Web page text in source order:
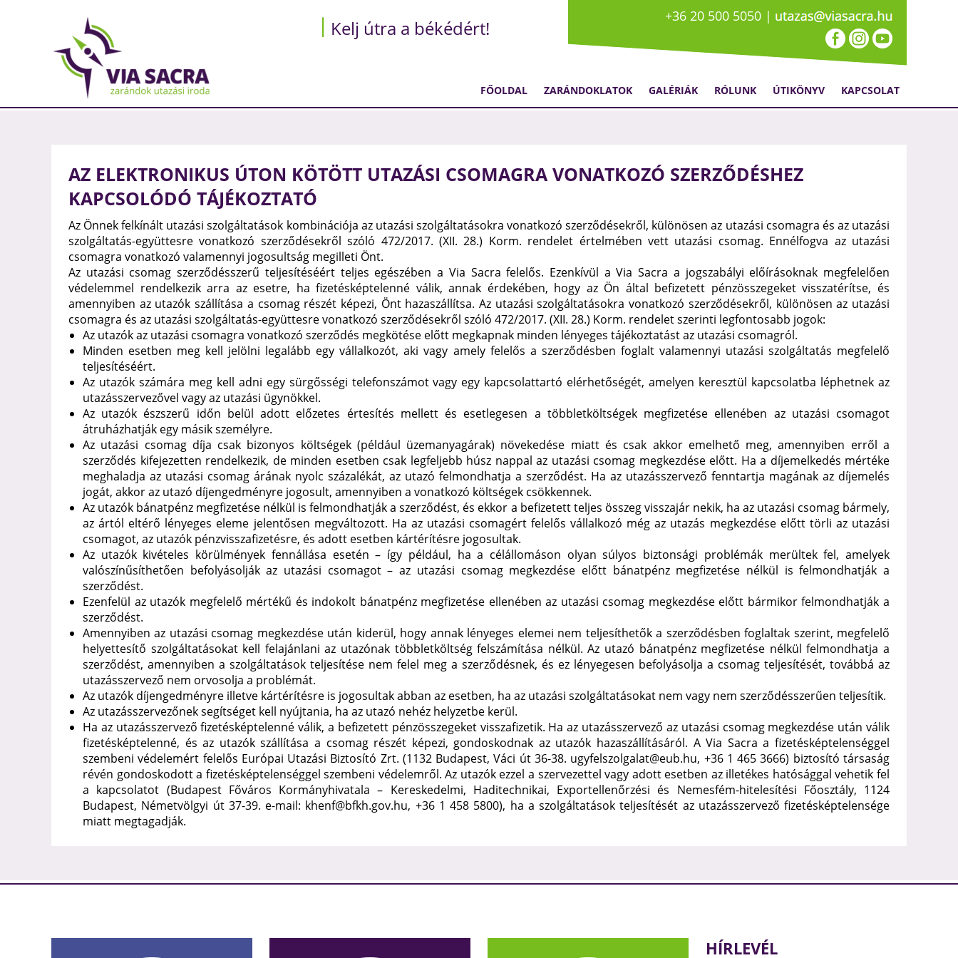
Kelj útra a békédért!
+36 20 500 5050 |
FŐOLDAL ZARÁNDOKLATOK GALÉRIÁK RÓLUNK ÚTIKÖNYV KAPCSOLAT
AZ ELEKTRONIKUS ÚTON KÖTÖTT UTAZÁSI CSOMAGRA VONATKOZÓ SZERZŐDÉSHEZ
KAPCSOLÓDÓ TÁJÉKOZTATÓ
Az Önnek felkínált utazási szolgáltatások kombinációja az utazási szolgáltatásokra vonatkozó szerződésekről, különösen az utazási csomagra és az utazási
szolgáltatás-együttesre vonatkozó szerződésekről szóló 472/2017. (XII. 28.) Korm. rendelet értelmében vett utazási csomag. Ennélfogva az utazási
csomagra vonatkozó valamennyi jogosultság megilleti Önt.
Az utazási csomag szerződésszerű teljesítéséért teljes egészében a Via Sacra felelős. Ezenkívül a Via Sacra a jogszabályi előírásoknak megfelelően
védelemmel rendelkezik arra az esetre, ha fizetésképtelenné válik, annak érdekében, hogy az Ön által befizetett pénzösszegeket visszatérítse, és
amennyiben az utazók szállítása a csomag részét képezi, Önt hazaszállítsa. Az utazási szolgáltatásokra vonatkozó szerződésekről, különösen az utazási
csomagra és az utazási szolgáltatás-együttesre vonatkozó szerződésekről szóló 472/2017. (XII. 28.) Korm. rendelet szerinti legfontosabb jogok:
Az utazók az utazási csomagra vonatkozó szerződés megkötése előtt megkapnak minden lényeges tájékoztatást az utazási csomagról.
Minden esetben meg kell jelölni legalább egy vállalkozót, aki vagy amely felelős a szerződésben foglalt valamennyi utazási szolgáltatás megfelelő
teljesítéséért.
Az utazók számára meg kell adni egy sürgősségi telefonszámot vagy egy kapcsolattartó elérhetőségét, amelyen keresztül kapcsolatba léphetnek az
utazásszervezővel vagy az utazási ügynökkel.
Az utazók észszerű időn belül adott előzetes értesítés mellett és esetlegesen a többletköltségek megfizetése ellenében az utazási csomagot
átruházhatják egy másik személyre.
Az utazási csomag díja csak bizonyos költségek (például üzemanyagárak) növekedése miatt és csak akkor emelhető meg, amennyiben erről a
szerződés kifejezetten rendelkezik, de minden esetben csak legfeljebb húsz nappal az utazási csomag megkezdése előtt. Ha a díjemelkedés mértéke
meghaladja az utazási csomag árának nyolc százalékát, az utazó felmondhatja a szerződést. Ha az utazásszervező fenntartja magának az díjemelés
jogát, akkor az utazó díjengedményre jogosult, amennyiben a vonatkozó költségek csökkennek.
Az utazók bánatpénz megfizetése nélkül is felmondhatják a szerződést, és ekkor a befizetett teljes összeg visszajár nekik, ha az utazási csomag bármely,
az ártól eltérő lényeges eleme jelentősen megváltozott. Ha az utazási csomagért felelős vállalkozó még az utazás megkezdése előtt törli az utazási
csomagot, az utazók pénzvisszafizetésre, és adott esetben kártérítésre jogosultak.
Az utazók kivételes körülmények fennállása esetén – így például, ha a célállomáson olyan súlyos biztonsági problémák merültek fel, amelyek
valószínűsíthetően befolyásolják az utazási csomagot – az utazási csomag megkezdése előtt bánatpénz megfizetése nélkül is felmondhatják a
szerződést.
Ezenfelül az utazók megfelelő mértékű és indokolt bánatpénz megfizetése ellenében az utazási csomag megkezdése előtt bármikor felmondhatják a
szerződést.
Amennyiben az utazási csomag megkezdése után kiderül, hogy annak lényeges elemei nem teljesíthetők a szerződésben foglaltak szerint, megfelelő
helyettesítő szolgáltatásokat kell felajánlani az utazónak többletköltség felszámítása nélkül. Az utazó bánatpénz megfizetése nélkül felmondhatja a
szerződést, amennyiben a szolgáltatások teljesítése nem felel meg a szerződésnek, és ez lényegesen befolyásolja a csomag teljesítését, továbbá az
utazásszervező nem orvosolja a problémát.
Az utazók díjengedményre illetve kártérítésre is jogosultak abban az esetben, ha az utazási szolgáltatásokat nem vagy nem szerződésszerűen teljesítik.
Az utazásszervezőnek segítséget kell nyújtania, ha az utazó nehéz helyzetbe kerül.
Ha az utazásszervező fizetésképtelenné válik, a befizetett pénzösszegeket visszafizetik. Ha az utazásszervező az utazási csomag megkezdése után válik
fizetésképtelenné, és az utazók szállítása a csomag részét képezi, gondoskodnak az utazók hazaszállításáról. A Via Sacra a fizetésképtelenséggel
szembeni védelemért felelős Európai Utazási Biztosító Zrt. (1132 Budapest, Váci út 36-38. ugyfelszolgalat@eub.hu, +36 1 465 3666) biztosító társaság
révén gondoskodott a fizetésképtelenséggel szembeni védelemről. Az utazók ezzel a szervezettel vagy adott esetben az illetékes hatósággal vehetik fel
a kapcsolatot (Budapest Főváros Kormányhivatala – Kereskedelmi, Haditechnikai, Exportellenőrzési és Nemesfém-hitelesítési Főosztály, 1124
Budapest, Németvölgyi út 37-39. e-mail: khenf@bfkh.gov.hu, +36 1 458 5800), ha a szolgáltatások teljesítését az utazásszervező fizetésképtelensége
miatt megtagadják.
HÍRLEVÉL